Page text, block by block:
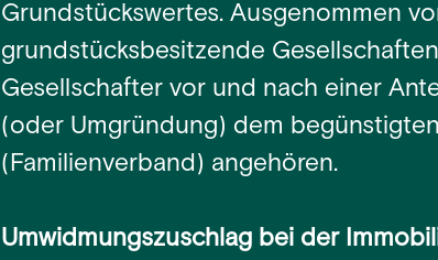
Grundstückswertes. Ausgenommen
grundstücksbesitzende
Gesellschafter vor und nach einer
(oder Umgründung) dem
(Familienverband) angehören.
Umwidmungszuschlag bei der